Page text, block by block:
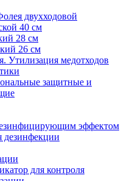
двухходовой
40 см
28 см
26 см
Утилизация медотходов
защитные и
эффектом
дезинфекции
для контроля